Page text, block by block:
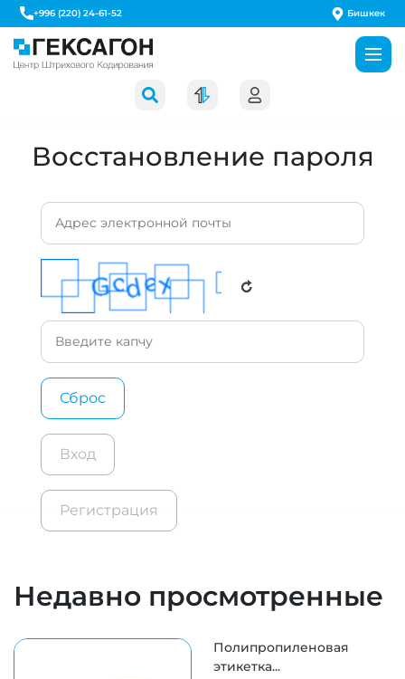
+996 (220) 24-61-52 Бишкек
Восстановление пароля
Сброс
Вход
Регистрация
Недавно просмотренные
Полипропиленовая
этикетка...